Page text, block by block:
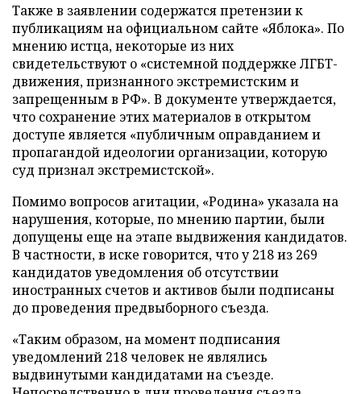
Также в заявлении содержатся претензии к
публикациям на официальном сайте «Яблока». По
мнению истца, некоторые из них
свидетельствуют о «системной поддержке ЛГБТ-
движения, признанного экстремистским и
запрещенным в РФ». В документе утверждается,
что сохранение этих материалов в открытом
доступе является «публичным оправданием и
пропагандой идеологии организации, которую
суд признал экстремистской».
Помимо вопросов агитации, «Родина» указала на
нарушения, которые, по мнению партии, были
допущены еще на этапе выдвижения кандидатов.
В частности, в иске говорится, что у 218 из 269
кандидатов уведомления об отсутствии
иностранных счетов и активов были подписаны
до проведения предвыборного съезда.
«Таким образом, на момент подписания
уведомлений 218 человек не являлись
выдвинутыми кандидатами на съезде.